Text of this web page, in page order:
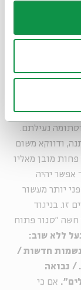
נעילתם.
ודווקא משום
פחות מובן מאליו
אפשר יהיה
יותר מעשור
זו. בניגוד
חשה "סגור פתוח
ללא שוב:
חדשות /
/ נבואה
אם כי